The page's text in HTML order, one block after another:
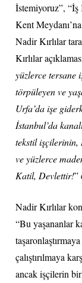
İstemiyoruz”, “İş
Kent
Nadir Kırlılar
Kırlılar
yüzlerce tersane
törpüleyen ve
Urfa’da işe
İstanbul’da
tekstil işçilerinin,
ve yüzlerce
Katil, Devlettir!”
Nadir Kırlılar
“Bu yaşananlar
çalıştırılmaya
ancak işçilerin